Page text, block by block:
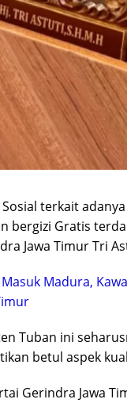
terkait
bergizi Gratis
Jawa Timur Tri
Madura,
Tuban ini
betul aspek
Gerindra Jawa